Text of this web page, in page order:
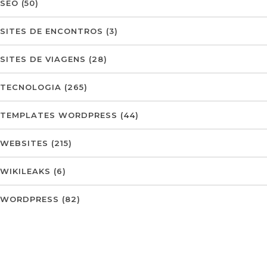
SEO (50)
SITES DE ENCONTROS (3)
SITES DE VIAGENS (28)
TECNOLOGIA (265)
TEMPLATES WORDPRESS (44)
WEBSITES (215)
WIKILEAKS (6)
WORDPRESS (82)